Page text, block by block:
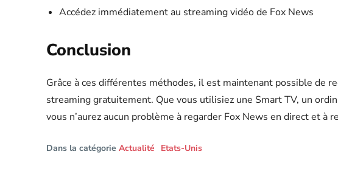
Accédez immédiatement au streaming vidéo de Fox News
Conclusion
Grâce à ces différentes méthodes, il est maintenant possible de
streaming gratuitement. Que vous utilisiez une Smart TV, un
vous n’aurez aucun problème à regarder Fox News en direct et à
Dans la catégorie Actualité Etats-Unis